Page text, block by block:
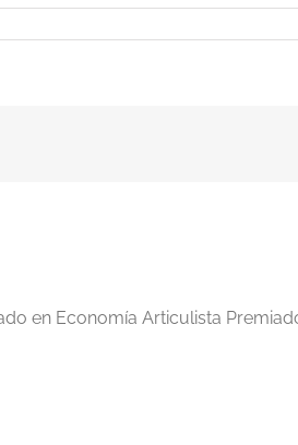
en Economía Articulista